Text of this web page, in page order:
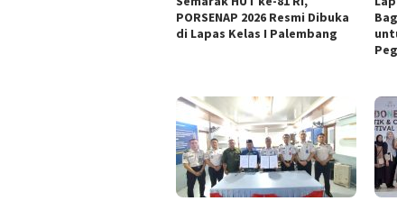
PORSENAP 2026 Resmi Dibuka
di Lapas Kelas I Palembang